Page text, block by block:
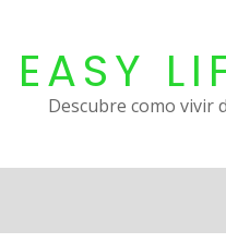
content
EASY
Descubre como vivir